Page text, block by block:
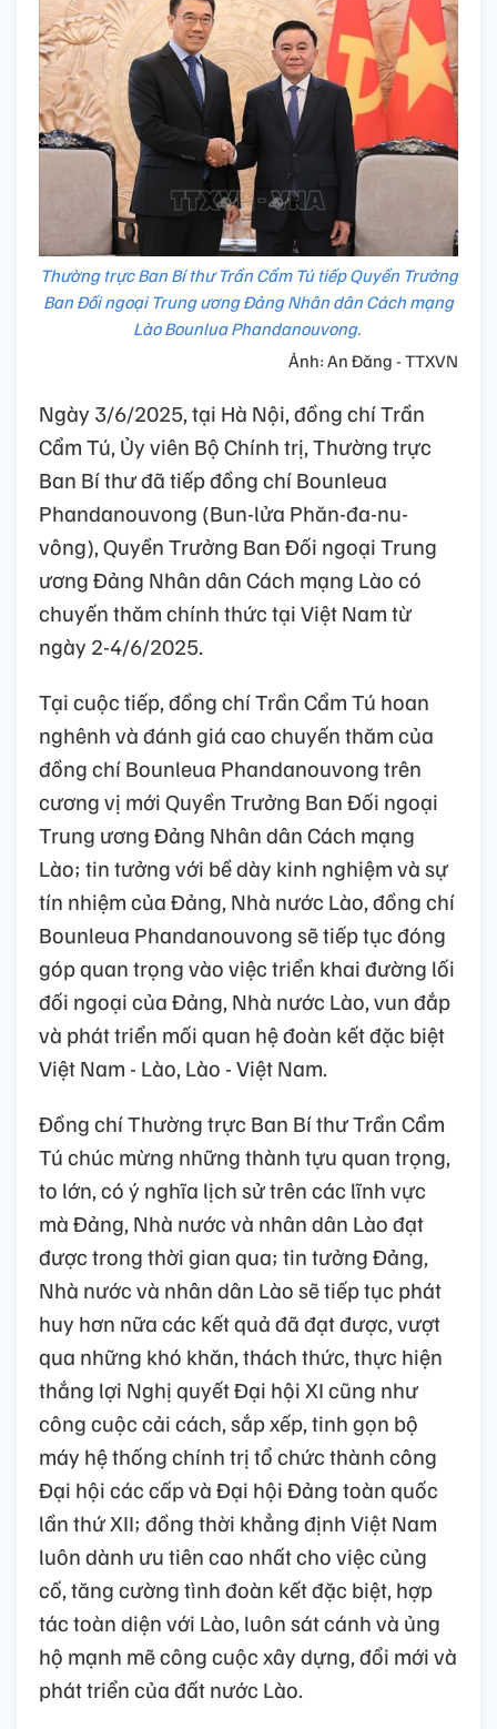
Thường trực Ban Bí thư Trần Cẩm Tú tiếp Quyền Trưởng
Ban Đối ngoại Trung ương Đảng Nhân dân Cách mạng
Lào Bounlua Phandanouvong.
Ảnh: An Đăng - TTXVN
Ngày 3/6/2025, tại Hà Nội, đồng chí Trần
Cẩm Tú, Ủy viên Bộ Chính trị, Thường trực
Ban Bí thư đã tiếp đồng chí Bounleua
Phandanouvong (Bun-lửa Phăn-đa-nu-
vông), Quyền Trưởng Ban Đối ngoại Trung
ương Đảng Nhân dân Cách mạng Lào có
chuyến thăm chính thức tại Việt Nam từ
ngày 2-4/6/2025.
Tại cuộc tiếp, đồng chí Trần Cẩm Tú hoan
nghênh và đánh giá cao chuyến thăm của
đồng chí Bounleua Phandanouvong trên
cương vị mới Quyền Trưởng Ban Đối ngoại
Trung ương Đảng Nhân dân Cách mạng
Lào; tin tưởng với bề dày kinh nghiệm và sự
tín nhiệm của Đảng, Nhà nước Lào, đồng chí
Bounleua Phandanouvong sẽ tiếp tục đóng
góp quan trọng vào việc triển khai đường lối
đối ngoại của Đảng, Nhà nước Lào, vun đắp
và phát triển mối quan hệ đoàn kết đặc biệt
Việt Nam - Lào, Lào - Việt Nam.
Đồng chí Thường trực Ban Bí thư Trần Cẩm
Tú chúc mừng những thành tựu quan trọng,
to lớn, có ý nghĩa lịch sử trên các lĩnh vực
mà Đảng, Nhà nước và nhân dân Lào đạt
được trong thời gian qua; tin tưởng Đảng,
Nhà nước và nhân dân Lào sẽ tiếp tục phát
huy hơn nữa các kết quả đã đạt được, vượt
qua những khó khăn, thách thức, thực hiện
thắng lợi Nghị quyết Đại hội XI cũng như
công cuộc cải cách, sắp xếp, tinh gọn bộ
máy hệ thống chính trị tổ chức thành công
Đại hội các cấp và Đại hội Đảng toàn quốc
lần thứ XII; đồng thời khẳng định Việt Nam
luôn dành ưu tiên cao nhất cho việc củng
cố, tăng cường tình đoàn kết đặc biệt, hợp
tác toàn diện với Lào, luôn sát cánh và ủng
hộ mạnh mẽ công cuộc xây dựng, đổi mới và
phát triển của đất nước Lào.